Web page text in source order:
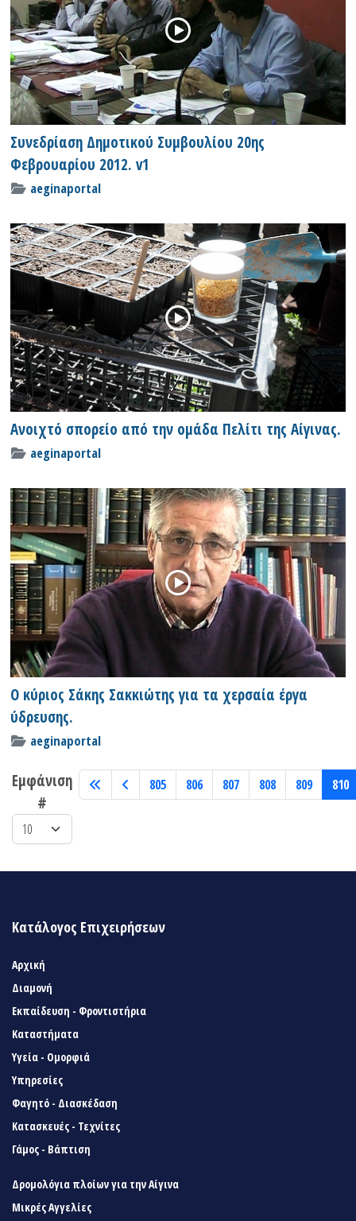
Συνεδρίαση Δημοτικού Συμβουλίου 20ης
Φεβρουαρίου 2012. v1
aeginaportal
Ανοιχτό σπορείο από την ομάδα Πελίτι της Αίγινας.
aeginaportal
Ο κύριος Σάκης Σακκιώτης για τα χερσαία έργα
ύδρευσης.
aeginaportal
Εμφάνιση
#
805 806 807 808 809 810
Κατάλογος Επιχειρήσεων
Αρχική
Διαμονή
Εκπαίδευση - Φροντιστήρια
Καταστήματα
Υγεία - Ομορφιά
Υπηρεσίες
Φαγητό - Διασκέδαση
Κατασκευές - Τεχνίτες
Γάμος - Βάπτιση
Δρομολόγια πλοίων για την Αίγινα
Μικρές Αγγελίες